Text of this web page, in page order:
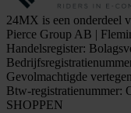
24MX is een onderdeel
Pierce Group AB |
Handelsregister:
Gevolmachtigde
Btw-registratienummer:
SHOPPEN